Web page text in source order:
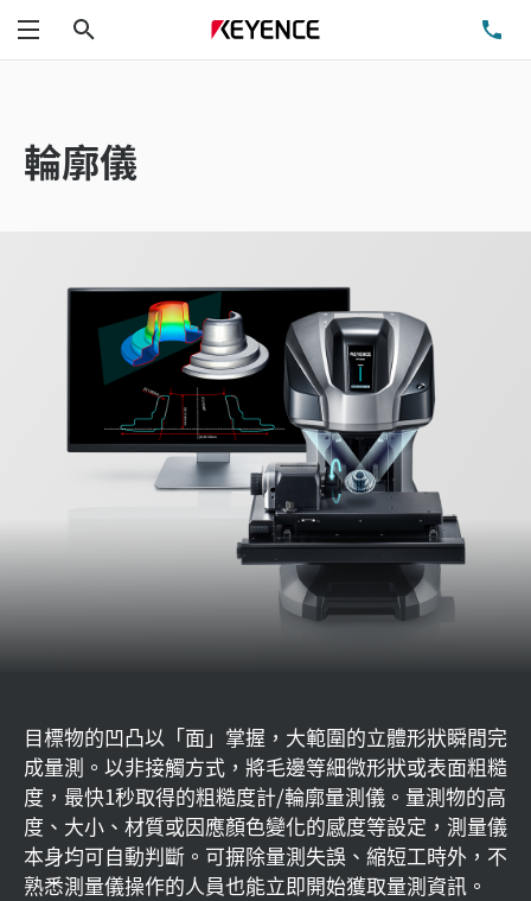
功能表
輪廓儀
目標物的凹凸以「面」掌握，大範圍的立體形狀瞬間完
成量測。以非接觸方式，將毛邊等細微形狀或表面粗糙
度，最快1秒取得的粗糙度計/輪廓量測儀。量測物的高
度、大小、材質或因應顏色變化的感度等設定，測量儀
本身均可自動判斷。可摒除量測失誤、縮短工時外，不
熟悉測量儀操作的人員也能立即開始獲取量測資訊。